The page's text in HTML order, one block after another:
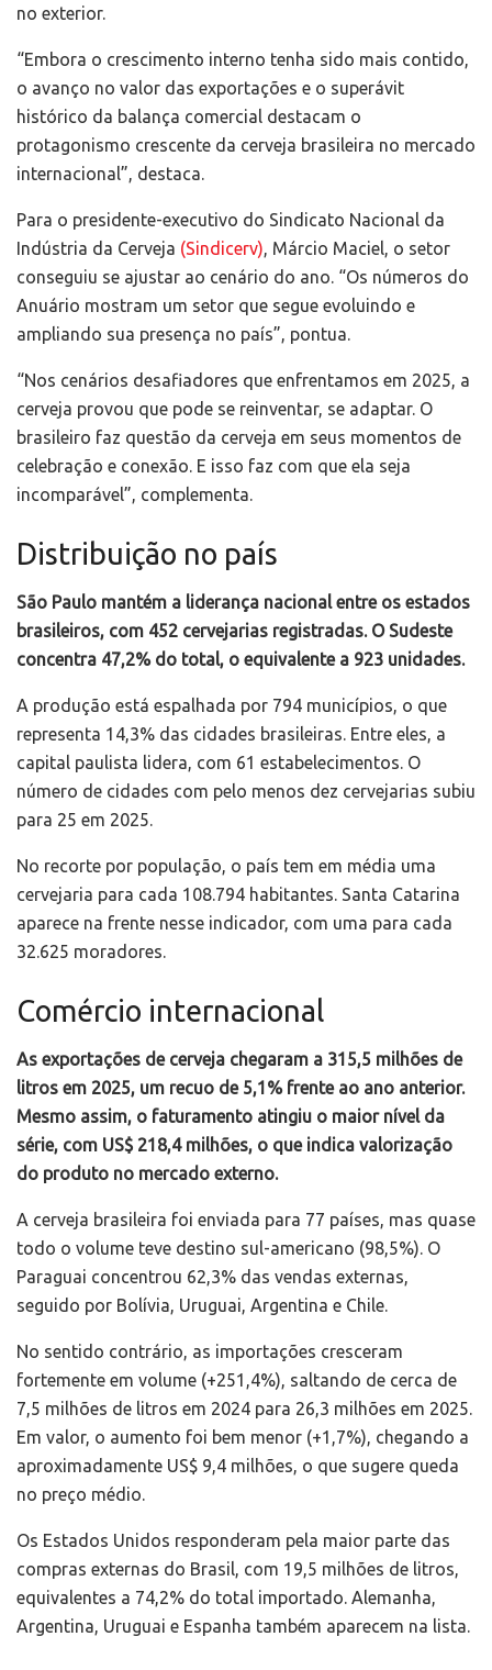
no exterior.
“Embora o crescimento interno tenha sido mais contido,
o avanço no valor das exportações e o superávit
histórico da balança comercial destacam o
protagonismo crescente da cerveja brasileira no mercado
internacional”, destaca.
Para o presidente-executivo do Sindicato Nacional da
Indústria da Cerveja (Sindicerv), Márcio Maciel, o setor
conseguiu se ajustar ao cenário do ano. “Os números do
Anuário mostram um setor que segue evoluindo e
ampliando sua presença no país”, pontua.
“Nos cenários desafiadores que enfrentamos em 2025, a
cerveja provou que pode se reinventar, se adaptar. O
brasileiro faz questão da cerveja em seus momentos de
celebração e conexão. E isso faz com que ela seja
incomparável”, complementa.
Distribuição no país
São Paulo mantém a liderança nacional entre os estados
brasileiros, com 452 cervejarias registradas. O Sudeste
concentra 47,2% do total, o equivalente a 923 unidades.
A produção está espalhada por 794 municípios, o que
representa 14,3% das cidades brasileiras. Entre eles, a
capital paulista lidera, com 61 estabelecimentos. O
número de cidades com pelo menos dez cervejarias subiu
para 25 em 2025.
No recorte por população, o país tem em média uma
cervejaria para cada 108.794 habitantes. Santa Catarina
aparece na frente nesse indicador, com uma para cada
32.625 moradores.
Comércio internacional
As exportações de cerveja chegaram a 315,5 milhões de
litros em 2025, um recuo de 5,1% frente ao ano anterior.
Mesmo assim, o faturamento atingiu o maior nível da
série, com US$ 218,4 milhões, o que indica valorização
do produto no mercado externo.
A cerveja brasileira foi enviada para 77 países, mas quase
todo o volume teve destino sul-americano (98,5%). O
Paraguai concentrou 62,3% das vendas externas,
seguido por Bolívia, Uruguai, Argentina e Chile.
No sentido contrário, as importações cresceram
fortemente em volume (+251,4%), saltando de cerca de
7,5 milhões de litros em 2024 para 26,3 milhões em 2025.
Em valor, o aumento foi bem menor (+1,7%), chegando a
aproximadamente US$ 9,4 milhões, o que sugere queda
no preço médio.
Os Estados Unidos responderam pela maior parte das
compras externas do Brasil, com 19,5 milhões de litros,
equivalentes a 74,2% do total importado. Alemanha,
Argentina, Uruguai e Espanha também aparecem na lista.